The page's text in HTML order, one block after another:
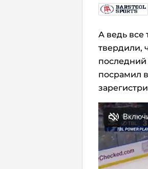
А ведь все
твердили,
посрамил